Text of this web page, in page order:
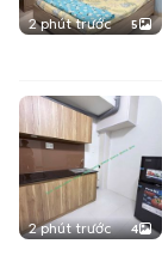
2 phút trước 5
2 phút trước 4